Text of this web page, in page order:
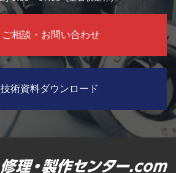
ご相談・お問い合わせ
技術資料ダウンロード